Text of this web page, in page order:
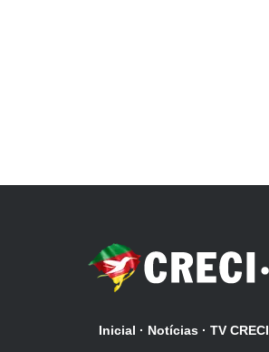
Inicial · Notícias · TV CRECI